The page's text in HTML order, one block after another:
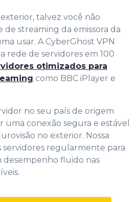
talvez você não
de streaming da emissora da
usar. A CyberGhost VPN
rede de servidores em 100
otimizados para
como BBC iPlayer e
no seu país de origem
uma conexão segura e estável
no exterior. Nossa
servidores regularmente para
desempenho fluido nas